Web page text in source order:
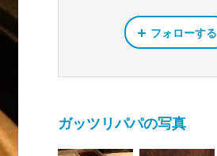
フォローする
ガッツリパパの写真